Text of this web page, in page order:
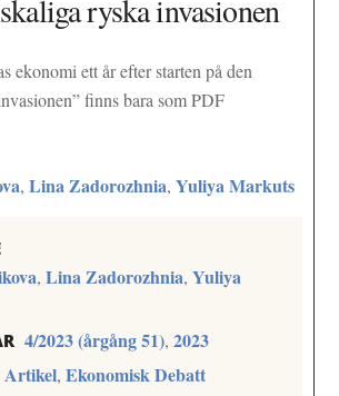
ryska invasionen
ekonomi ett år efter starten på den
finns bara som PDF
,Lina Zadorozhnia,Yuliya Markuts
,Lina Zadorozhnia,Yuliya
4/2023 (årgång 51),2023
Artikel,Ekonomisk Debatt